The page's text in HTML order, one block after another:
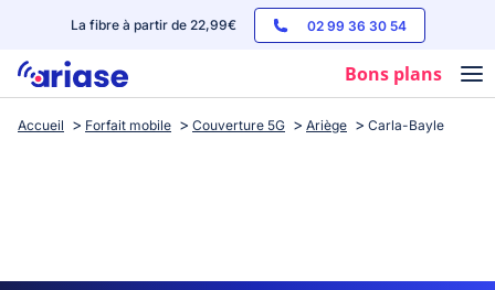
La fibre à partir de 22,99€ 02 99 36 30 54
Bons plans
Box internet
Streaming
Accueil Forfait mobile Couverture 5G Ariège Carla-Bayle